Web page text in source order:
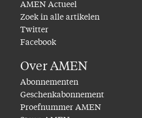
AMEN Actueel
Zoek in alle artikelen
Twitter
Facebook
Over AMEN
Abonnementen
Geschenkabonnement
Proefnummer AMEN